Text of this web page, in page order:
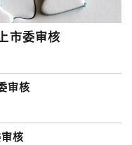
市委审核
审核
核